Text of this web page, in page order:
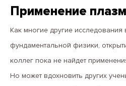
Применение
Как многие другие исследования
фундаментальной физики,
коллег пока не найдет
Но может вдохновить других